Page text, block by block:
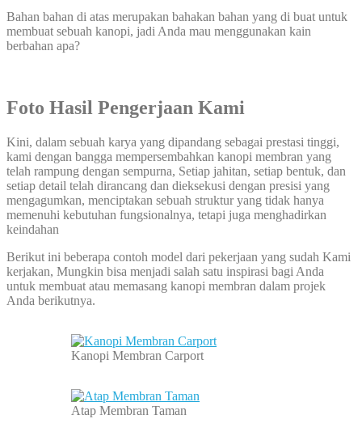
Bahan bahan di atas merupakan bahakan bahan yang di buat untuk
membuat sebuah kanopi, jadi Anda mau menggunakan kain
berbahan apa?
Foto Hasil Pengerjaan Kami
Kini, dalam sebuah karya yang dipandang sebagai prestasi tinggi,
kami dengan bangga mempersembahkan kanopi membran yang
telah rampung dengan sempurna, Setiap jahitan, setiap bentuk, dan
setiap detail telah dirancang dan dieksekusi dengan presisi yang
mengagumkan, menciptakan sebuah struktur yang tidak hanya
memenuhi kebutuhan fungsionalnya, tetapi juga menghadirkan
keindahan
Berikut ini beberapa contoh model dari pekerjaan yang sudah Kami
kerjakan, Mungkin bisa menjadi salah satu inspirasi bagi Anda
untuk membuat atau memasang kanopi membran dalam projek
Anda berikutnya.
Kanopi Membran Carport
Atap Membran Taman